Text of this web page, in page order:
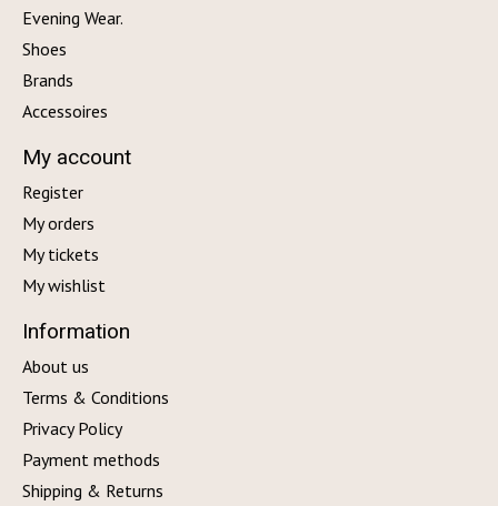
Evening Wear.
Shoes
Brands
Accessoires
My account
Register
My orders
My tickets
My wishlist
Information
About us
Terms & Conditions
Privacy Policy
Payment methods
Shipping & Returns